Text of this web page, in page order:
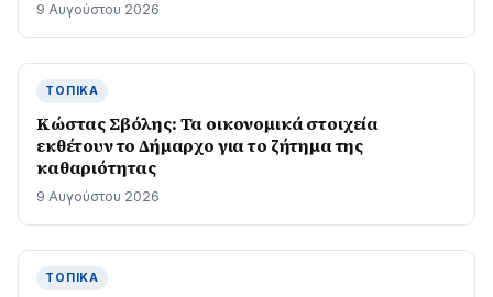
9 Αυγούστου 2026
ΤΟΠΙΚΆ
Κώστας Σβόλης: Τα οικονομικά στοιχεία
εκθέτουν το Δήμαρχο για το ζήτημα της
καθαριότητας
9 Αυγούστου 2026
ΤΟΠΙΚΆ